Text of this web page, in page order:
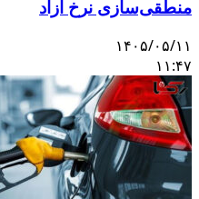
منطقی‌سازی نرخ آزاد
۱۴۰۵/۰۵/۱۱
۱۱:۴۷